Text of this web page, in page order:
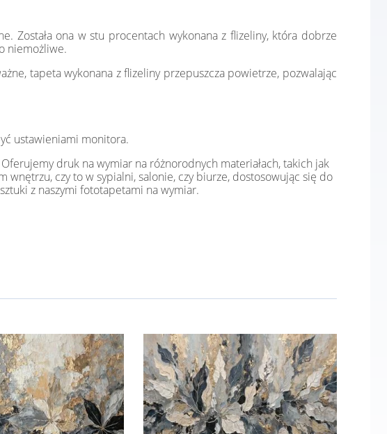
Została ona w stu procentach wykonana z flizeliny, która dobrze
niemożliwe.
tapeta wykonana z flizeliny przepuszcza powietrze, pozwalając
ustawieniami monitora.
druk na wymiar na różnorodnych materiałach, takich jak
czy to w sypialni, salonie, czy biurze, dostosowując się do
z naszymi fototapetami na wymiar.